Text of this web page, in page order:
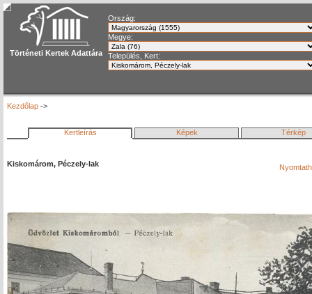
Történeti Kertek Adattára
Ország:
Megye:
Település, Kert:
Kezdőlap ->
Kertleírás Képek Térkép
Kiskomárom, Péczely-lak